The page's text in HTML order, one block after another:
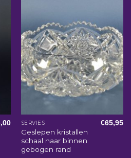
SERVIES
Geslepen kristallen
schaal naar binnen
gebogen rand
€65,95